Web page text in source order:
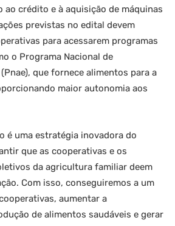
ao crédito e à aquisição de máquinas
previstas no edital devem
para acessarem programas
o Programa Nacional de
que fornece alimentos para a
maior autonomia aos
é uma estratégia inovadora do
que as cooperativas e os
da agricultura familiar deem
Com isso, conseguiremos a um
aumentar a
de alimentos saudáveis e gerar